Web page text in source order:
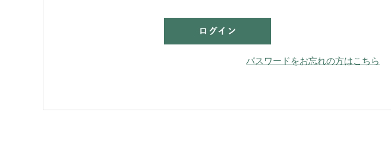
パスワードをお忘れの方はこちら